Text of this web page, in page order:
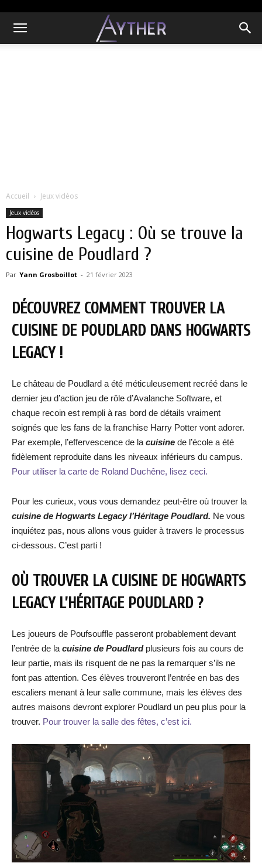
Accueil Jeux vidéos
Jeux vidéos
Hogwarts Legacy : Où se trouve la
cuisine de Poudlard ?
Par Yann Grosboillot - 21 février 2023
DÉCOUVREZ COMMENT TROUVER LA
CUISINE DE POUDLARD DANS HOGWARTS
LEGACY !
Le château de Poudlard a été méticuleusement recréé dans le
dernier jeu d’action jeu de rôle d’Avalanche Software, et
chaque recoin est rempli à ras bord de détails vraiment
soignés que les fans de la franchise Harry Potter vont adorer.
Par exemple, l’effervescence de la cuisine de l’école a été
fidèlement reproduite dans les niveaux inférieurs du campus.
Pour utiliser la carte de Roland Duchêne, lisez ceci.
Pour les curieux, vous vous demandez peut-être où trouver la
cuisine de Hogwarts Legacy l’Héritage Poudlard. Ne vous
inquiétez pas, nous allons vous guider à travers le processus
ci-dessous. C’est parti !
OÙ TROUVER LA CUISINE DE HOGWARTS
LEGACY L’HÉRITAGE POUDLARD ?
Les joueurs de Poufsouffle passeront probablement devant
l’entrée de la cuisine de Poudlard plusieurs fois au cours de
leur partie, mais ils risquent de ne pas la remarquer s’ils ne
font pas attention. Ces élèves trouveront l’entrée en bas des
escaliers menant à leur salle commune, mais les élèves des
autres maisons devront explorer Poudlard un peu plus pour la
trouver. Pour trouver la salle des fêtes, c’est ici.